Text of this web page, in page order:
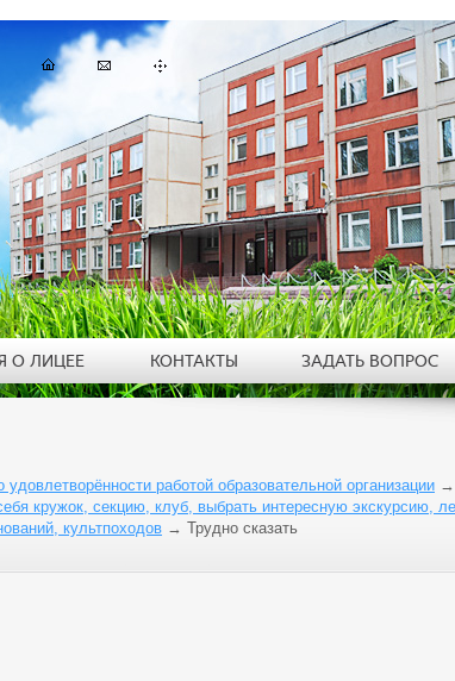
удовлетворённости работой образовательной организации →
кружок, секцию, клуб, выбрать интересную экскурсию,
культпоходов → Трудно сказать
О ЛИЦЕЕ КОНТАКТЫ ЗАДАТЬ ВОПРОС